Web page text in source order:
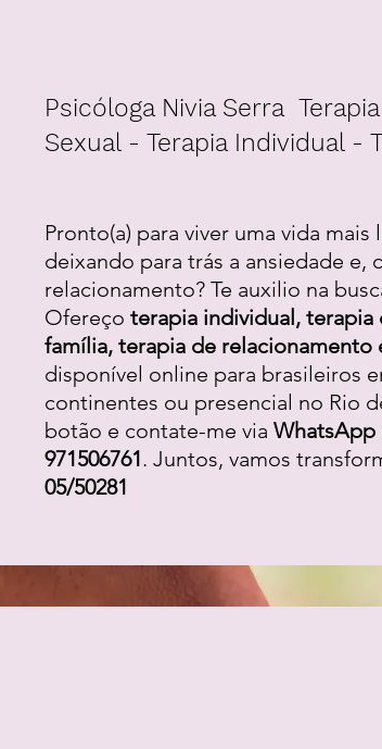
Psicóloga Nivia Serra
Sexual - Terapia Individual -
Pronto(a) para viver uma vida mais
deixando para trás a ansiedade e,
relacionamento? Te auxilio na
Ofereço terapia individual, terapia
família, terapia de relacionamento
disponível online para brasileiros
continentes ou presencial no Rio
botão e contate-me via WhatsApp
971506761. Juntos, vamos
05/50281